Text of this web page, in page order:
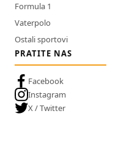
Formula 1
Vaterpolo
Ostali sportovi
PRATITE NAS
Facebook
Instagram
X / Twitter